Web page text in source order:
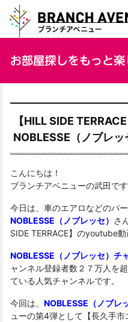
【HILL SIDE
NOBLESSE（ノブレッ
こんにちは！
ブランチアベニューの武田です
今日は、車のエアロなどのパ
NOBLESSE（ノブレッセ） さ
SIDE TERRACE】のyoutube動
NOBLESSE（ノブレッセ）チ
ャンネル登録者数２７万人を
ている人気チャンネルです。
今回は、 NOBLESSE（ノブレ
ューの第4弾として【長久手